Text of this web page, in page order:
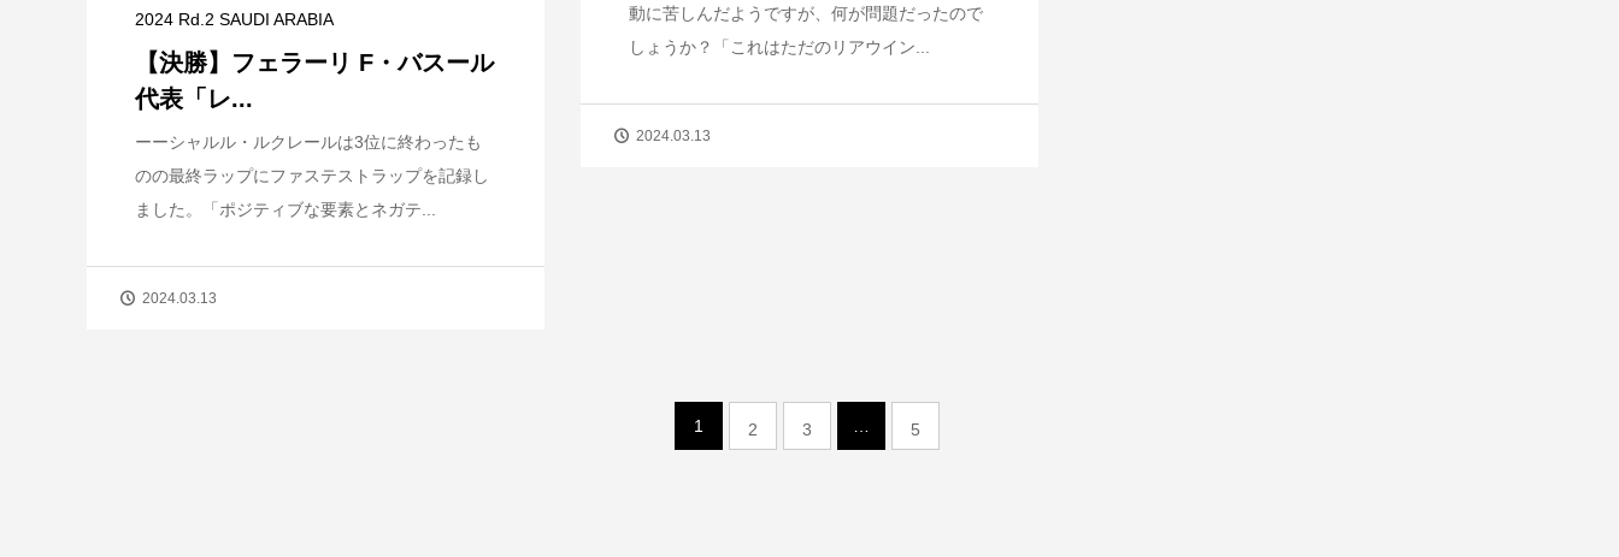
動に苦しんだようですが、何が問題だったので
しょうか？「これはただのリアウイン...
2024.03.13
2024 Rd.2 SAUDI ARABIA
【決勝】フェラーリ F・バスール
代表「レ...
ーーシャルル・ルクレールは3位に終わったも
のの最終ラップにファステストラップを記録し
ました。「ポジティブな要素とネガテ...
2024.03.13
1 2 3 5